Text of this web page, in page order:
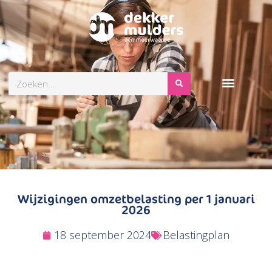
Zoeken
Wijzigingen omzetbelasting per 1 januari
2026
18 september 2024 Belastingplan